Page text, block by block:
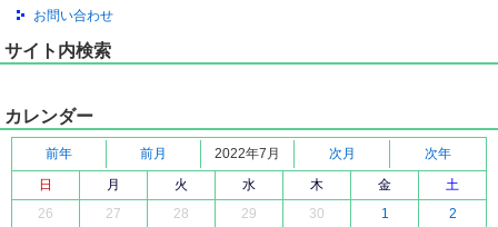
お問い合わせ
サイト内検索
カレンダー
前年 前月 2022年7月 次月
次年
日
月 火 水 木 金
土
26
27 28 29 30 1 2